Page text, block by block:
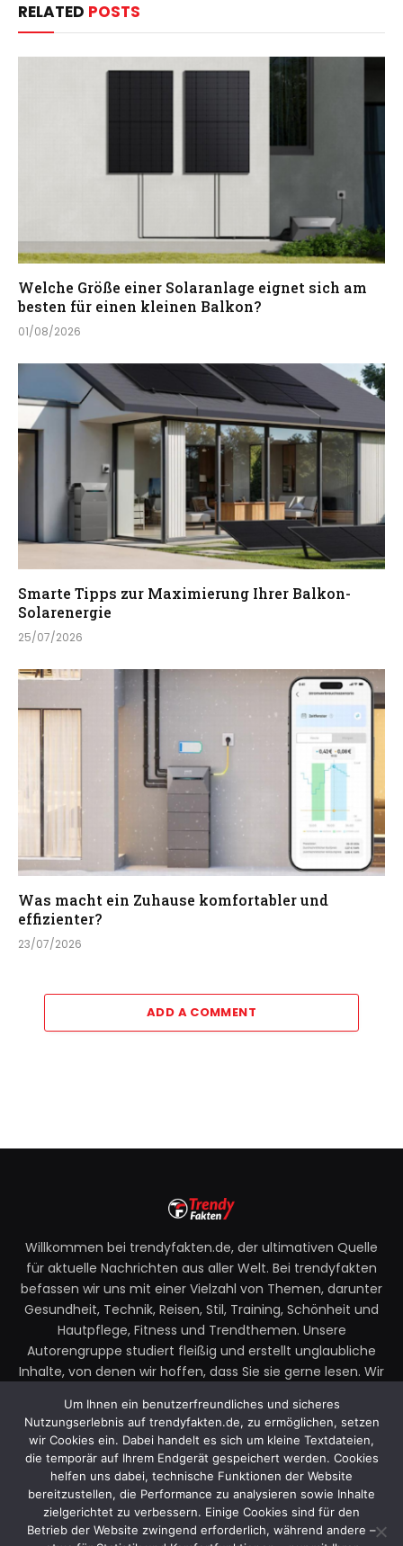
RELATED POSTS
Welche Größe einer Solaranlage eignet sich am
besten für einen kleinen Balkon?
01/08/2026
Smarte Tipps zur Maximierung Ihrer Balkon-
Solarenergie
25/07/2026
Was macht ein Zuhause komfortabler und
effizienter?
23/07/2026
ADD A COMMENT
Willkommen bei trendyfakten.de, der ultimativen Quelle
für aktuelle Nachrichten aus aller Welt. Bei trendyfakten
befassen wir uns mit einer Vielzahl von Themen, darunter
Gesundheit, Technik, Reisen, Stil, Training, Schönheit und
Hautpflege, Fitness und Trendthemen. Unsere
Autorengruppe studiert fleißig und erstellt unglaubliche
Inhalte, von denen wir hoffen, dass Sie sie gerne lesen. Wir
Zögern Sie also nicht, uns Ihre Gedanken zu unseren
Beiträgen mitzuteilen.
Email:faktentrendy@gmail.com
Facebook
X
InstagramYouTube
Um Ihnen ein benutzerfreundliches und sicheres
Nutzungserlebnis auf trendyfakten.de, zu ermöglichen, setzen
wir Cookies ein. Dabei handelt es sich um kleine Textdateien,
die temporär auf Ihrem Endgerät gespeichert werden. Cookies
helfen uns dabei, technische Funktionen der Website
bereitzustellen, die Performance zu analysieren sowie Inhalte
zielgerichtet zu verbessern. Einige Cookies sind für den
Betrieb der Website zwingend erforderlich, während andere –